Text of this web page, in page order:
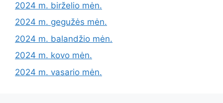
2024 m. birželio mėn.
2024 m. gegužės mėn.
2024 m. balandžio mėn.
2024 m. kovo mėn.
2024 m. vasario mėn.